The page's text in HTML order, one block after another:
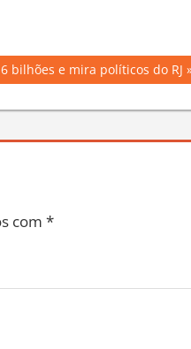
bilhões e mira políticos do RJ
com